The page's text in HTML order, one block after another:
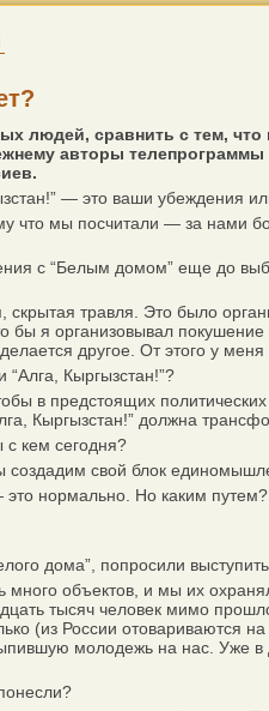
людей, сравнить с тем,
авторы
— это ваши убеждения
мы посчитали — за нами
с “Белым домом” еще до
травля. Это было
бы я организовывал
другое. От этого у
Кыргызстан!”?
предстоящих политических
Кыргызстан!” должна
кем сегодня?
свой блок
Но каким
дома”, попросили
объектов, и мы их
тысяч человек мимо
(из России отовариваются
молодежь на нас. Уже